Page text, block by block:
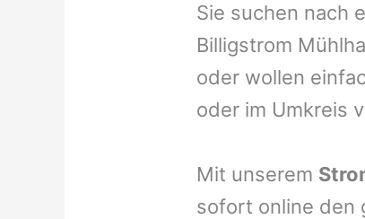
Sie suchen nach
Billigstrom
oder wollen
oder im Umkreis
Mit unserem
sofort online den